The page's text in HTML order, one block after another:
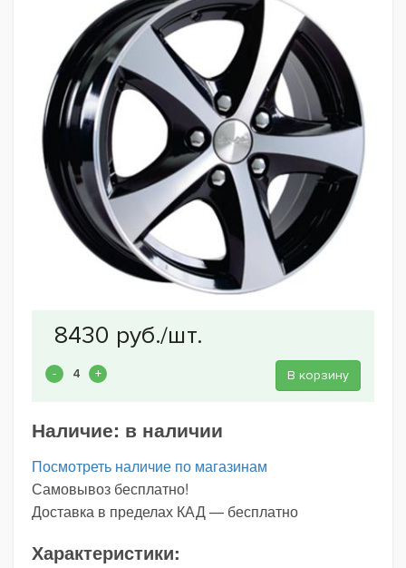
В корзину
Наличие: в наличии
Посмотреть наличие по магазинам
Самовывоз бесплатно!
Доставка в пределах КАД — бесплатно
Характеристики: